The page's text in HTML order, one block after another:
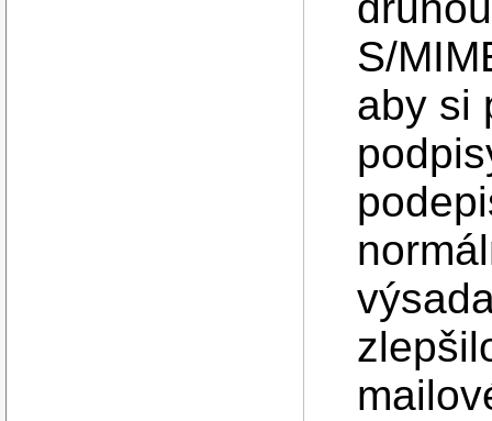
S/
aby si